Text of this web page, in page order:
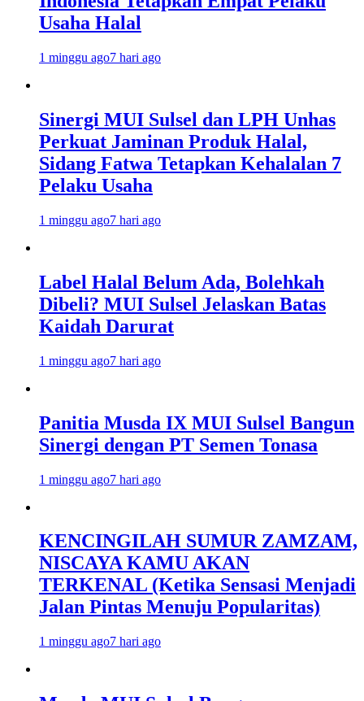
Usaha Halal
1 minggu ago7 hari ago
Sinergi MUI Sulsel dan LPH Unhas
Perkuat Jaminan Produk Halal,
Sidang Fatwa Tetapkan Kehalalan 7
Pelaku Usaha
1 minggu ago7 hari ago
Label Halal Belum Ada, Bolehkah
Dibeli? MUI Sulsel Jelaskan Batas
Kaidah Darurat
1 minggu ago7 hari ago
Panitia Musda IX MUI Sulsel Bangun
Sinergi dengan PT Semen Tonasa
1 minggu ago7 hari ago
KENCINGILAH SUMUR ZAMZAM,
NISCAYA KAMU AKAN
TERKENAL (Ketika Sensasi Menjadi
Jalan Pintas Menuju Popularitas)
1 minggu ago7 hari ago